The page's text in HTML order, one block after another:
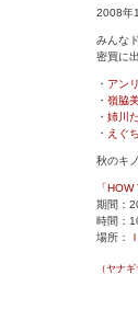
2008年
みんな
密買に
・ アン
・ 嶺脇
・ 姉川
・ えぐ
秋のキ
「
期間：
時間：
場所：
（ヤナギ